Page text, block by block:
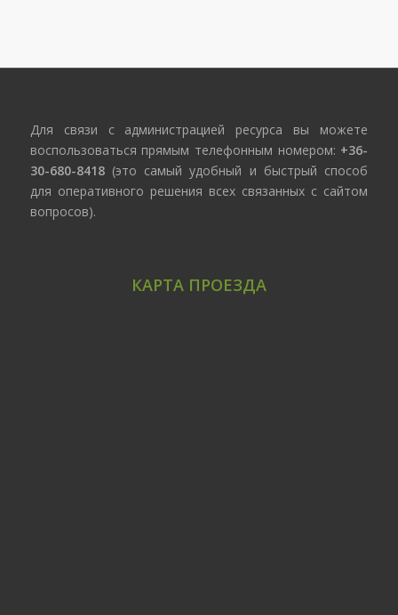
Для связи с администрацией ресурса вы можете
воспользоваться прямым телефонным номером: +36-
30-680-8418(это самый удобный и быстрый способ
для оперативного решения всех связанных с сайтом
вопросов).
КАРТА ПРОЕЗДА